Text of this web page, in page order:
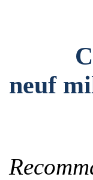
Cent
neuf